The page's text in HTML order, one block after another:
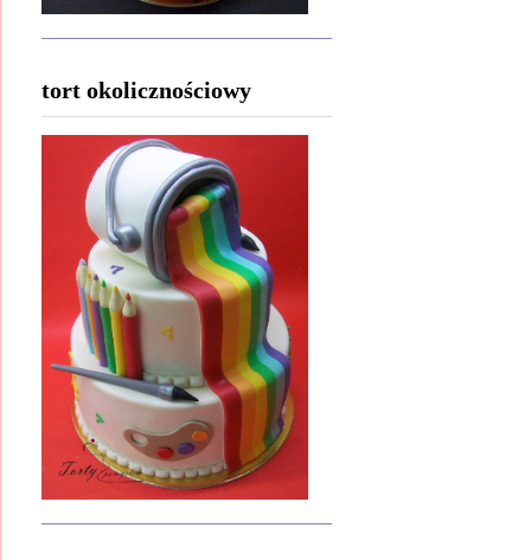
tort okolicznościowy